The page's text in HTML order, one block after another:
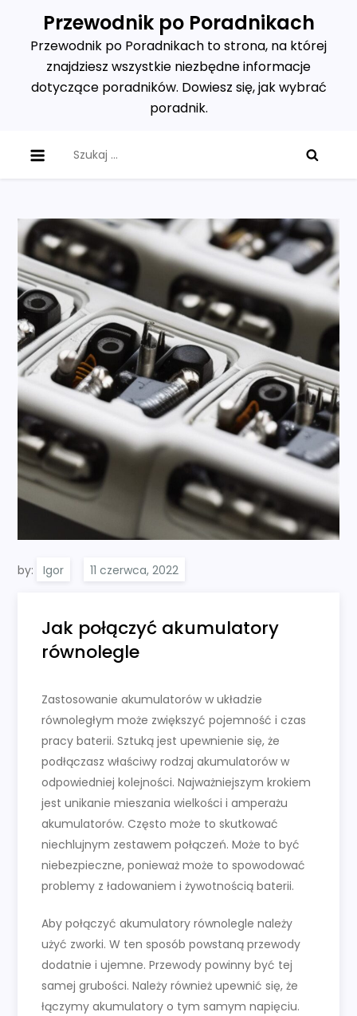
content
Przewodnik po Poradnikach
Przewodnik po Poradnikach to strona, na której
znajdziesz wszystkie niezbędne informacje
dotyczące poradników. Dowiesz się, jak wybrać
poradnik.
by: Igor
Jak połączyć akumulatory
równolegle
Zastosowanie akumulatorów w układzie
równoległym może zwiększyć pojemność i czas
pracy baterii. Sztuką jest upewnienie się, że
podłączasz właściwy rodzaj akumulatorów w
odpowiedniej kolejności. Najważniejszym krokiem
jest unikanie mieszania wielkości i amperażu
akumulatorów. Często może to skutkować
niechlujnym zestawem połączeń. Może to być
niebezpieczne, ponieważ może to spowodować
problemy z ładowaniem i żywotnością baterii.
Aby połączyć akumulatory równolegle należy
użyć zworki. W ten sposób powstaną przewody
dodatnie i ujemne. Przewody powinny być tej
samej grubości. Należy również upewnić się, że
łączymy akumulatory o tym samym napięciu.